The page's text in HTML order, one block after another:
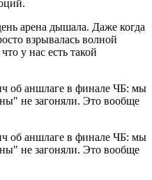
арена дышала. Даже когда
взрывалась волной
у нас есть такой